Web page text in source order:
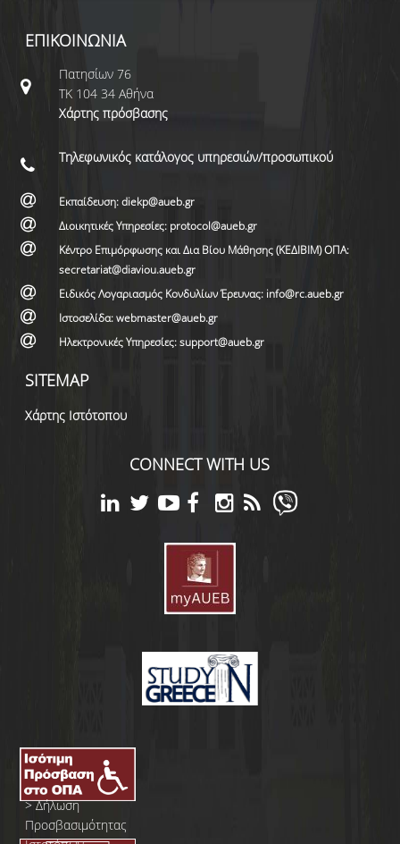
ΕΠΙΚΟΙΝΩΝΙΑ
Πατησίων 76
ΤΚ 104 34 Αθήνα
Χάρτης πρόσβασης
Τηλεφωνικός κατάλογος υπηρεσιών/προσωπικού
Εκπαίδευση: diekp@aueb.gr
Διοικητικές Υπηρεσίες: protocol@aueb.gr
Κέντρο Επιμόρφωσης και Δια Βίου Μάθησης (ΚΕΔΙΒΙΜ) ΟΠΑ:
secretariat@diaviou.aueb.gr
Ειδικός Λογαριασμός Κονδυλίων Έρευνας: info@rc.aueb.gr
Ιστοσελίδα: webmaster@aueb.gr
Ηλεκτρονικές Υπηρεσίες: support@aueb.gr
SITEMAP
Χάρτης Ιστότοπου
CONNECT WITH US
>Δήλωση
Προσβασιμότητας